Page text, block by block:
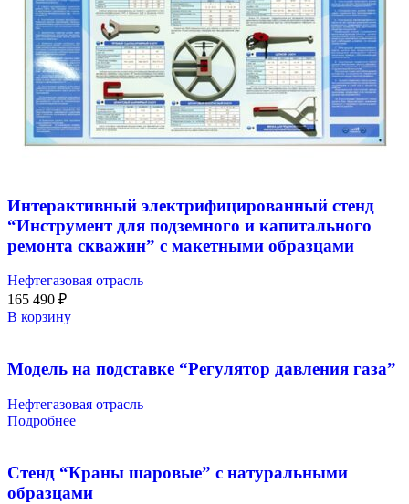
Интерактивный электрифицированный стенд
“Инструмент для подземного и капитального
ремонта скважин” с макетными образцами
Нефтегазовая отрасль
165 490 ₽
В корзину
Модель на подставке “Регулятор давления газа”
Нефтегазовая отрасль
Подробнее
Стенд “Краны шаровые” с натуральными
образцами